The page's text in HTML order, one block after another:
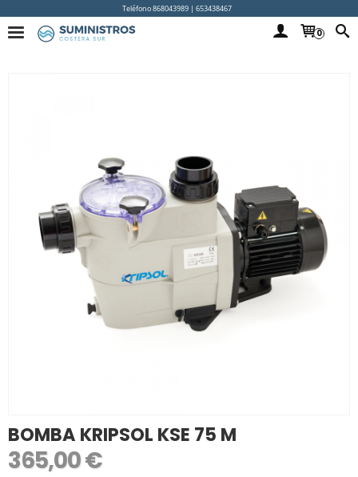
Teléfono 868043989 | 653438467
0
BOMBA KRIPSOL KSE 75 M
365,00 €